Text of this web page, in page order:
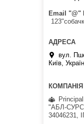
Email "@"
вул.
Київ,
"АБЛ-
34046231,